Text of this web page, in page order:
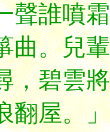
聲誰噴
曲。兒
，碧雲
翻屋。」